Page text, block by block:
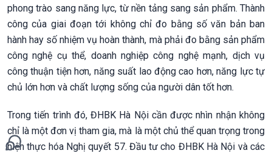
phong trào sang năng lực, từ nền tảng sang sản phẩm. Thành
công của giai đoạn tới không chỉ đo bằng số văn bản ban
hành hay số nhiệm vụ hoàn thành, mà phải đo bằng sản phẩm
công nghệ cụ thể, doanh nghiệp công nghệ mạnh, dịch vụ
công thuận tiện hơn, năng suất lao động cao hơn, năng lực tự
chủ lớn hơn và chất lượng sống của người dân tốt hơn.
Trong tiến trình đó, ĐHBK Hà Nội cần được nhìn nhận không
chỉ là một đơn vị tham gia, mà là một chủ thể quan trọng trong
hiện thực hóa Nghị quyết 57. Đầu tư cho ĐHBK Hà Nội và các